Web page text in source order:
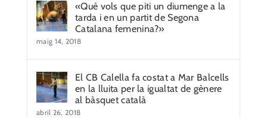
«Què vols que piti un diumenge a la
tarda i en un partit de Segona
Catalana femenina?»
maig 14, 2018
El CB Calella fa costat a Mar Balcells
en la lluita per la igualtat de gènere
al bàsquet català
abril 26, 2018